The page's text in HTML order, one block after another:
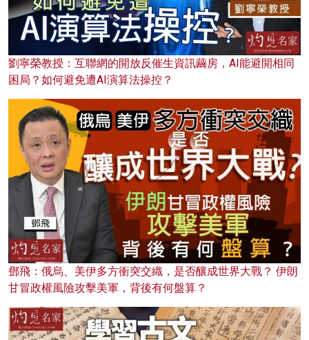
劉寧榮教授：互聯網的開放反催生資訊繭房，AI能避開相同
困局？如何避免遭AI演算法操控？
鄧飛：俄烏、美伊多方衝突交織，是否釀成世界大戰？ 伊朗
甘冒政權風險攻擊美軍，背後有何盤算？